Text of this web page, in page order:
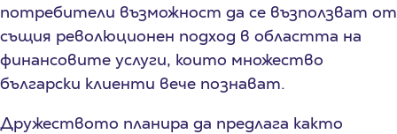
потребители възможност да се възползват от
същия революционен подход в областта на
финансовите услуги, които множество
български клиенти вече познават.
Дружеството планира да предлага както